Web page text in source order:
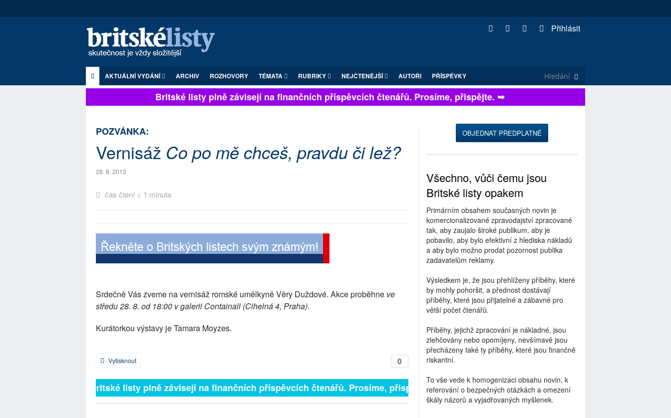
Přihlásit
AKTUÁLNÍ VYDÁNÍ ARCHIV ROZHOVORY TÉMATA RUBRIKY NEJČTENĚJŠÍ AUTOŘI PŘÍSPĚVKY
Britské listy plně závisejí na finančních příspěvcích čtenářů. Prosíme, přispějte. ➥
POZVÁNKA:
Vernisáž Co po mě chceš, pravdu či lež?
28. 8. 2013
čas čtení < 1 minuta
Srdečně Vás zveme na vernisáž romské umělkyně Věry Duždové. Akce proběhne ve
středu 28. 8. od 18:00 v galerii Containall (Cihelná 4, Praha).
Kurátorkou výstavy je Tamara Moyzes.
0
Vytisknout
Britské listy plně závisejí na finančních příspěvcích čtenářů. Prosíme, přispějte. ➥
OBJEDNAT PŘEDPLATNÉ
Všechno, vůči čemu jsou
Britské listy opakem
Primárním obsahem současných novin je
komercionalizované zpravodajství zpracované
tak, aby zaujalo široké publikum, aby je
pobavilo, aby bylo efektivní z hlediska nákladů
a aby bylo možno prodat pozornost publika
zadavatelům reklamy.
Výsledkem je, že jsou přehlíženy příběhy, které
by mohly pohoršit, a přednost dostávají
příběhy, které jsou přijatelné a zábavné pro
větší počet čtenářů.
Příběhy, jejichž zpracování je nákladné, jsou
zlehčovány nebo opomíjeny, nevšímavě jsou
přecházeny také ty příběhy, které jsou finančně
riskantní.
To vše vede k homogenizaci obsahu novin, k
referování o bezpečných otázkách a omezení
škály názorů a vyjadřovaných myšlenek.